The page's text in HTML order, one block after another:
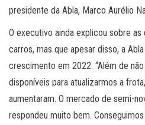
presidente da Abla, Marco Aurélio
O executivo ainda explicou sobre
carros, mas que apesar disso, a
crescimento em 2022. “Além de
disponíveis para atualizarmos a
aumentaram. O mercado de semi-
respondeu muito bem.